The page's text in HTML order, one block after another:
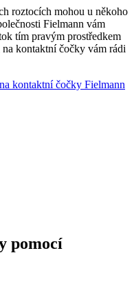
roztocích mohou u někoho
Fielmann vám
tím pravým prostředkem
kontaktní čočky vám rádi
kontaktní čočky Fielmann
pomocí